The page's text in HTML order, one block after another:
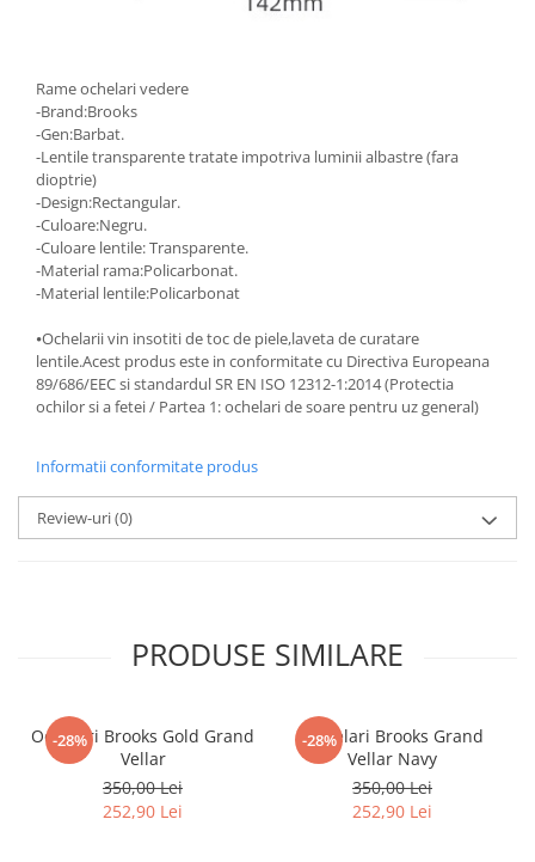
Rame ochelari vedere
-Brand:Brooks
-Gen:Barbat.
-Lentile transparente tratate impotriva luminii albastre (fara
dioptrie)
-Design:Rectangular.
-Culoare:Negru.
-Culoare lentile: Transparente.
-Material rama:Policarbonat.
-Material lentile:Policarbonat
⦁Ochelarii vin insotiti de toc de piele,laveta de curatare
lentile.Acest produs este in conformitate cu Directiva Europeana
89/686/EEC si standardul SR EN ISO 12312-1:2014 (Protectia
ochilor si a fetei / Partea 1: ochelari de soare pentru uz general)
Informatii conformitate produs
Review-uri(0)
PRODUSE SIMILARE
-28%
Ochelari Brooks Gold Grand
Vellar
350,00 Lei
252,90 Lei
-28%
Ochelari Brooks Grand
Vellar Navy
350,00 Lei
252,90 Lei